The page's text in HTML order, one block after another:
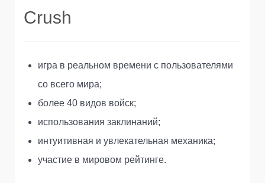
Crush
игра в реальном времени с пользователями
со всего мира;
более 40 видов войск;
использования заклинаний;
интуитивная и увлекательная механика;
участие в мировом рейтинге.